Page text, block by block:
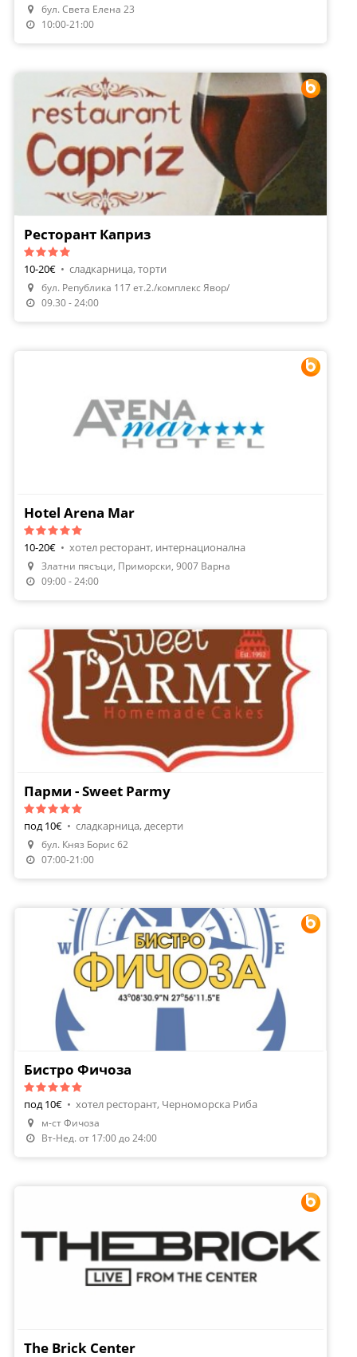
бул. Света Елена 23
10:00-21:00
Направи Резервация
Ресторант Каприз
10-20€ • сладкарница, торти
бул. Република 117 ет.2./комплекс Явор/
09.30 - 24:00
Направи Резервация
Hotel Arena Mar
10-20€ • хотел ресторант, интернационална
Златни пясъци, Приморски, 9007 Варна
09:00 - 24:00
Парми - Sweet Parmy
под 10€ • сладкарница, десерти
бул. Княз Борис 62
07:00-21:00
Направи Резервация
Бистро Фичоза
под 10€ • хотел ресторант, Черноморска Риба
м-ст Фичоза
Вт-Нед. от 17:00 до 24:00
The Brick Center